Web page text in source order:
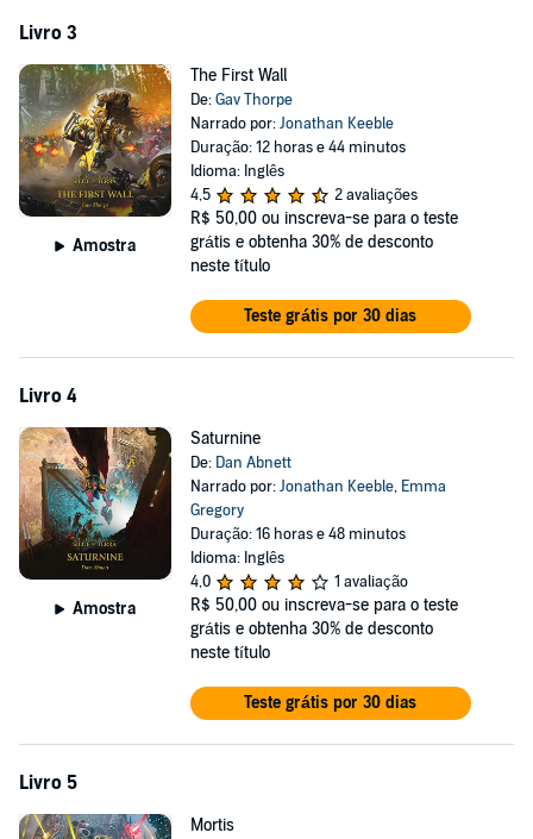
Livro 3
Amostra
The First Wall
De:Gav Thorpe
Narrado por:Jonathan Keeble
Duração: 12 horas e 44 minutos
Idioma: Inglês
4,5
2 avaliações
R$ 50,00 ou inscreva-se para o teste
grátis e obtenha 30% de desconto
neste título
Teste grátis por 30 dias
Livro 4
Amostra
Saturnine
De: Dan Abnett
Narrado por:Jonathan Keeble, Emma
Gregory
Duração: 16 horas e 48 minutos
Idioma: Inglês
4,0
1 avaliação
R$ 50,00 ou inscreva-se para o teste
grátis e obtenha 30% de desconto
neste título
Teste grátis por 30 dias
Livro 5
Mortis